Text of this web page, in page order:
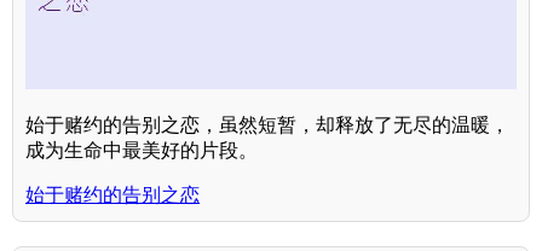
始于赌约的告别之恋，虽然短暂，却释放了无尽的温暖，
成为生命中最美好的片段。
始于赌约的告别之恋